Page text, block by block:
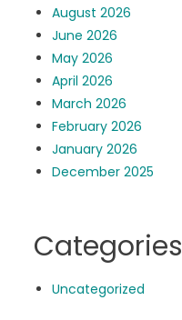
August 2026
June 2026
May 2026
April 2026
March 2026
February 2026
January 2026
December 2025
Categories
Uncategorized